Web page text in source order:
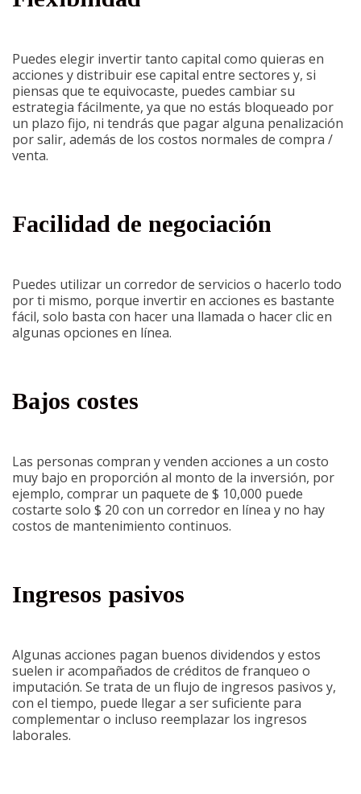
Puedes elegir invertir tanto capital como quieras en
acciones y distribuir ese capital entre sectores y, si
piensas que te equivocaste, puedes cambiar su
estrategia fácilmente, ya que no estás bloqueado por
un plazo fijo, ni tendrás que pagar alguna penalización
por salir, además de los costos normales de compra /
venta.
Facilidad de negociación
Puedes utilizar un corredor de servicios o hacerlo todo
por ti mismo, porque invertir en acciones es bastante
fácil, solo basta con hacer una llamada o hacer clic en
algunas opciones en línea.
Bajos costes
Las personas compran y venden acciones a un costo
muy bajo en proporción al monto de la inversión, por
ejemplo, comprar un paquete de $ 10,000 puede
costarte solo $ 20 con un corredor en línea y no hay
costos de mantenimiento continuos.
Ingresos pasivos
Algunas acciones pagan buenos dividendos y estos
suelen ir acompañados de créditos de franqueo o
imputación. Se trata de un flujo de ingresos pasivos y,
con el tiempo, puede llegar a ser suficiente para
complementar o incluso reemplazar los ingresos
laborales.